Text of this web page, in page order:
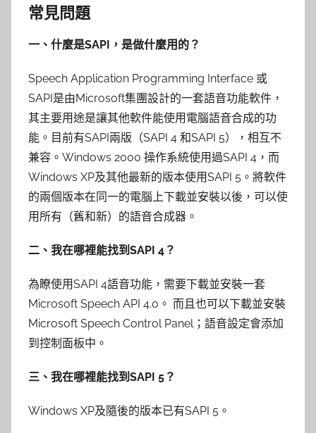
常見問題
一、什麼是SAPI，是做什麼用的？
Speech Application Programming Interface 或
SAPI是由Microsoft集團設計的一套語音功能軟件，
其主要用途是讓其他軟件能使用電腦語音合成的功
能。目前有SAPI兩版（SAPI 4 和SAPI 5），相互不
兼容。Windows 2000 操作系統使用過SAPI 4，而
Windows XP及其他最新的版本使用SAPI 5。將軟件
的兩個版本在同一的電腦上下載並安裝以後，可以使
用所有（舊和新）的語音合成器。
二、我在哪裡能找到SAPI 4？
為瞭使用SAPI 4語音功能，需要下載並安裝一套
Microsoft Speech API 4.0。 而且也可以下載並安裝
Microsoft Speech Control Panel；語音設定會添加
到控制面板中。
三、我在哪裡能找到SAPI 5？
Windows XP及隨後的版本已有SAPI 5。